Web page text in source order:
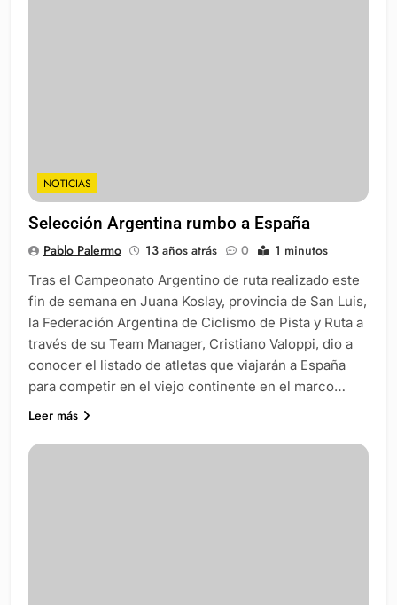
NOTICIAS
Selección Argentina rumbo a España
Pablo Palermo 13 años atrás 0 1 minutos
Tras el Campeonato Argentino de ruta realizado este
fin de semana en Juana Koslay, provincia de San Luis,
la Federación Argentina de Ciclismo de Pista y Ruta a
través de su Team Manager, Cristiano Valoppi, dio a
conocer el listado de atletas que viajarán a España
para competir en el viejo continente en el marco…
Leer más